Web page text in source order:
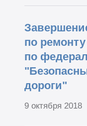
по ремонту
по
дороги"
9 октября 2018